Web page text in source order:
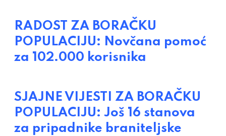
RADOST ZA BORAČKU
POPULACIJU: Novčana pomoć
za 102.000 korisnika
SJAJNE VIJESTI ZA BORAČKU
POPULACIJU: Još 16 stanova
za pripadnike braniteljske